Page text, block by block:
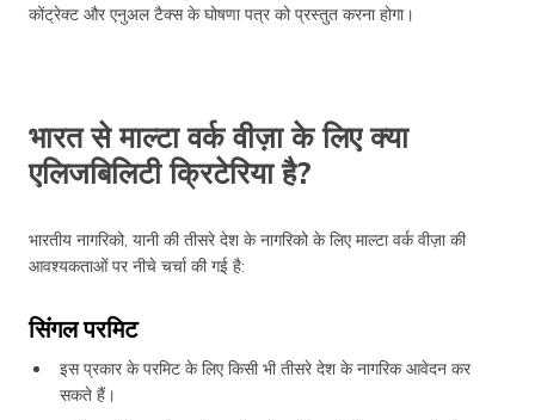
कोंट्रेक्ट और एनुअल टैक्स के घोषणा पत्र को प्रस्तुत करना होगा।
भारत से माल्टा वर्क वीज़ा के लिए क्या
एलिजबिलिटी क्रिटेरिया है?
भारतीय नागरिको, यानी की तीसरे देश के नागरिको के लिए माल्टा वर्क वीज़ा की
आवश्यकताओं पर नीचे चर्चा की गई है:
सिंगल परमिट
इस प्रकार के परमिट के लिए किसी भी तीसरे देश के नागरिक आवेदन कर
सकते हैं।